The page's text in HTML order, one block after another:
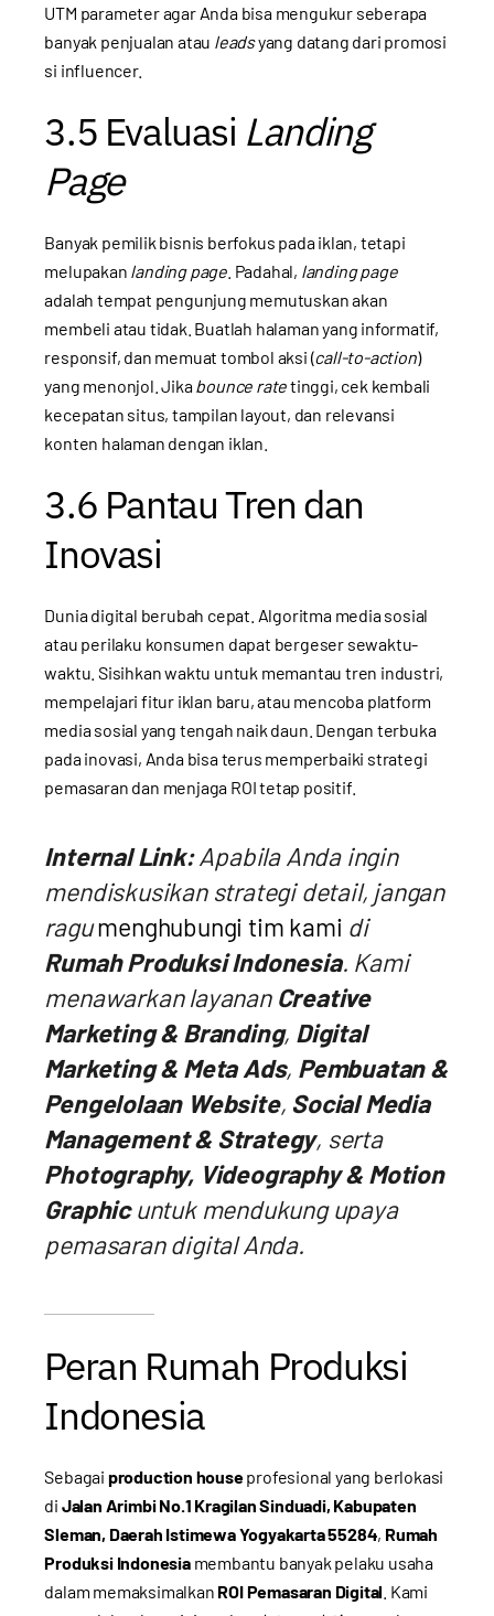
UTM parameter agar Anda bisa mengukur seberapa
banyak penjualan atau leadsyang datang dari promosi
si influencer.
3.5 Evaluasi Landing
Page
Banyak pemilik bisnis berfokus pada iklan, tetapi
melupakan landing page. Padahal, landing page
adalah tempat pengunjung memutuskan akan
membeli atau tidak. Buatlah halaman yang informatif,
responsif, dan memuat tombol aksi (call-to-action)
yang menonjol. Jikabounce ratetinggi, cek kembali
kecepatan situs, tampilan layout, dan relevansi
konten halaman dengan iklan.
3.6 Pantau Tren dan
Inovasi
Dunia digital berubah cepat. Algoritma media sosial
atau perilaku konsumen dapat bergeser sewaktu-
waktu. Sisihkan waktu untuk memantau tren industri,
mempelajari fitur iklan baru, atau mencoba platform
media sosial yang tengah naik daun. Dengan terbuka
pada inovasi, Anda bisa terus memperbaiki strategi
pemasaran dan menjaga ROI tetap positif.
Internal Link:Apabila Anda ingin
mendiskusikan strategi detail, jangan
ragumenghubungi tim kami di
Rumah Produksi Indonesia. Kami
menawarkan layanan Creative
Marketing & Branding, Digital
Marketing & Meta Ads, Pembuatan &
Pengelolaan Website, Social Media
Management & Strategy, serta
Photography, Videography & Motion
Graphicuntuk mendukung upaya
pemasaran digital Anda.
Peran Rumah Produksi
Indonesia
Sebagai production houseprofesional yang berlokasi
di Jalan Arimbi No.1 Kragilan Sinduadi, Kabupaten
Sleman, Daerah Istimewa Yogyakarta 55284, Rumah
Produksi Indonesiamembantu banyak pelaku usaha
dalam memaksimalkan ROI Pemasaran Digital . Kami